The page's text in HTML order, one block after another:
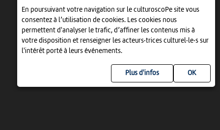
En poursuivant votre navigation sur le culturoscoPe site vous
consentez à l’utilisation de cookies. Les cookies nous
permettent d'analyser le trafic, d’affiner les contenus mis à
votre disposition et renseigner les acteurs·trices culturel·le·s sur
l'intérêt porté à leurs événements.
Plus d'infos